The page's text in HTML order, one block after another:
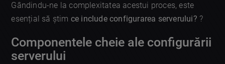
Gândindu-ne la complexitatea acestui proces, este
esențial să știm ce include configurarea serverului? ?
Componentele cheie ale configurării
serverului